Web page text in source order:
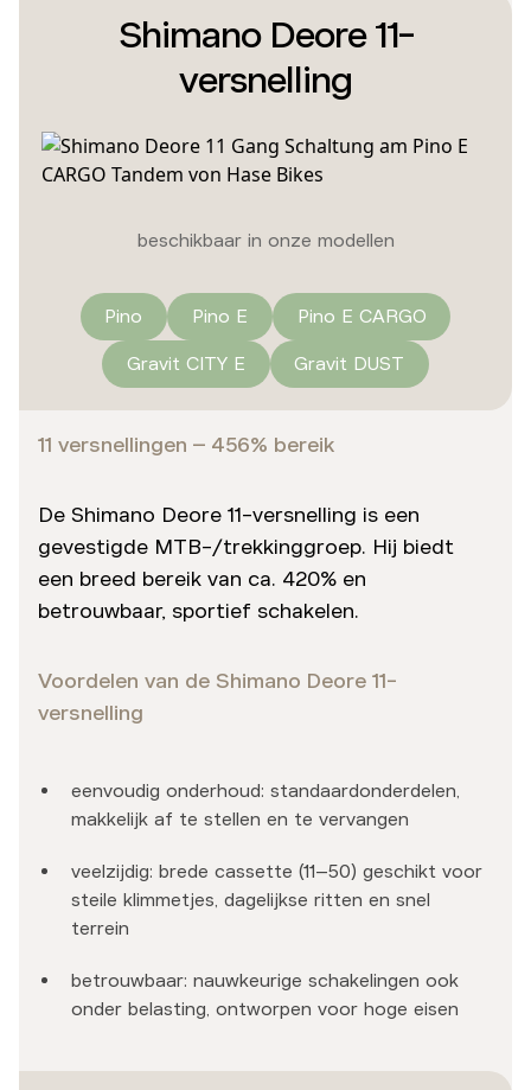
Shimano Deore 11-
versnelling
beschikbaar in onze modellen
Pino Pino E
Pino E CARGO
Gravit CITY E
Gravit DUST
11 versnellingen – 456% bereik
De Shimano Deore 11-versnelling is een
gevestigde MTB-/trekkinggroep. Hij biedt
een breed bereik van ca. 420% en
betrouwbaar, sportief schakelen.
Voordelen van de Shimano Deore 11-
versnelling
eenvoudig onderhoud: standaardonderdelen,
makkelijk af te stellen en te vervangen
veelzijdig: brede cassette (11–50) geschikt voor
steile klimmetjes, dagelijkse ritten en snel
terrein
betrouwbaar: nauwkeurige schakelingen ook
onder belasting, ontworpen voor hoge eisen